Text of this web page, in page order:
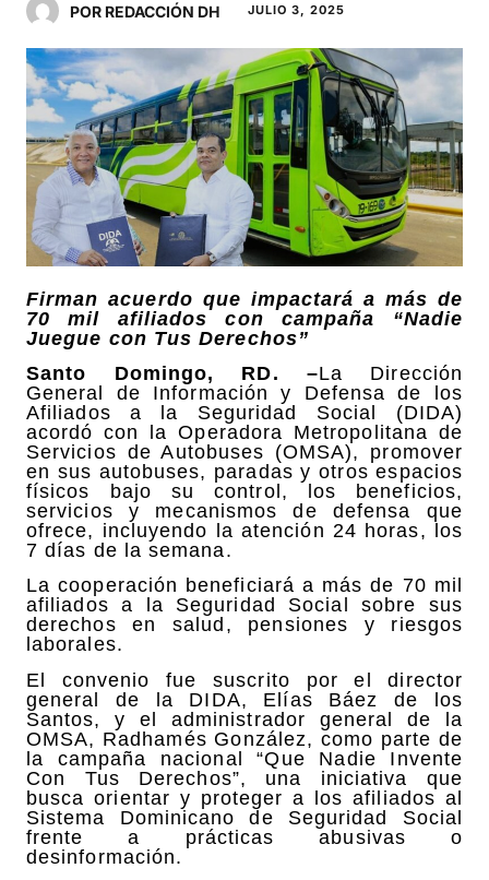
POR REDACCIÓN DH JULIO 3, 2025
Firman acuerdo que impactará a más de
70 mil afiliados con campaña “Nadie
Juegue con Tus Derechos”
Santo Domingo, RD. –La Dirección
General de Información y Defensa de los
Afiliados a la Seguridad Social (DIDA)
acordó con la Operadora Metropolitana de
Servicios de Autobuses (OMSA), promover
en sus autobuses, paradas y otros espacios
físicos bajo su control, los beneficios,
servicios y mecanismos de defensa que
ofrece, incluyendo la atención 24 horas, los
7 días de la semana.
La cooperación beneficiará a más de 70 mil
afiliados a la Seguridad Social sobre sus
derechos en salud, pensiones y riesgos
laborales.
El convenio fue suscrito por el director
general de la DIDA, Elías Báez de los
Santos, y el administrador general de la
OMSA, Radhamés González, como parte de
la campaña nacional “Que Nadie Invente
Con Tus Derechos”, una iniciativa que
busca orientar y proteger a los afiliados al
Sistema Dominicano de Seguridad Social
frente a prácticas abusivas o
desinformación.